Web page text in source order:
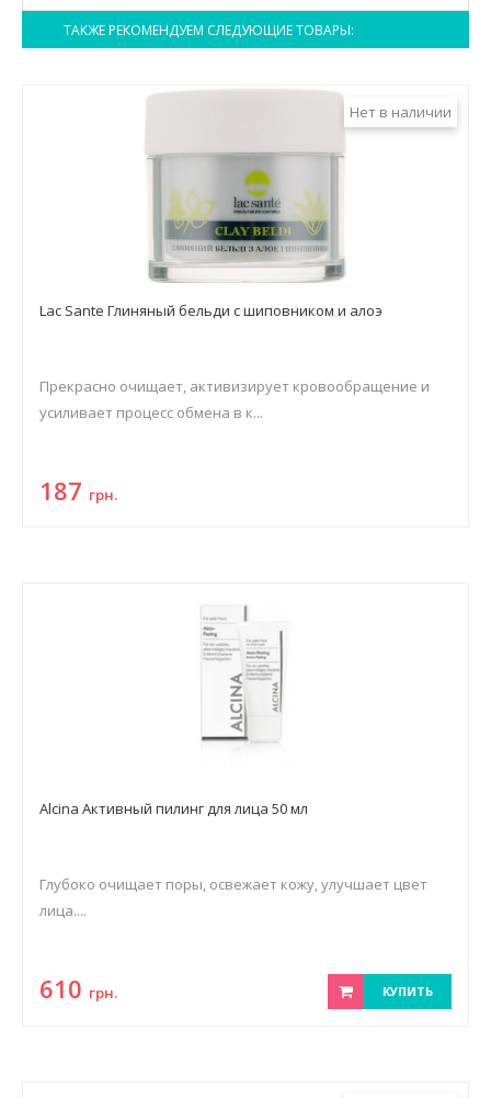
ТАКЖЕ РЕКОМЕНДУЕМ СЛЕДУЮЩИЕ ТОВАРЫ:
Нет в наличии
Lac Sante Глиняный бельди с шиповником и алоэ
Прекрасно очищает, активизирует кровообращение и
усиливает процесс обмена в к...
187 грн.
Alcina Активный пилинг для лица 50 мл
Глубоко очищает поры, освежает кожу, улучшает цвет
лица....
610 грн. КУПИТЬ